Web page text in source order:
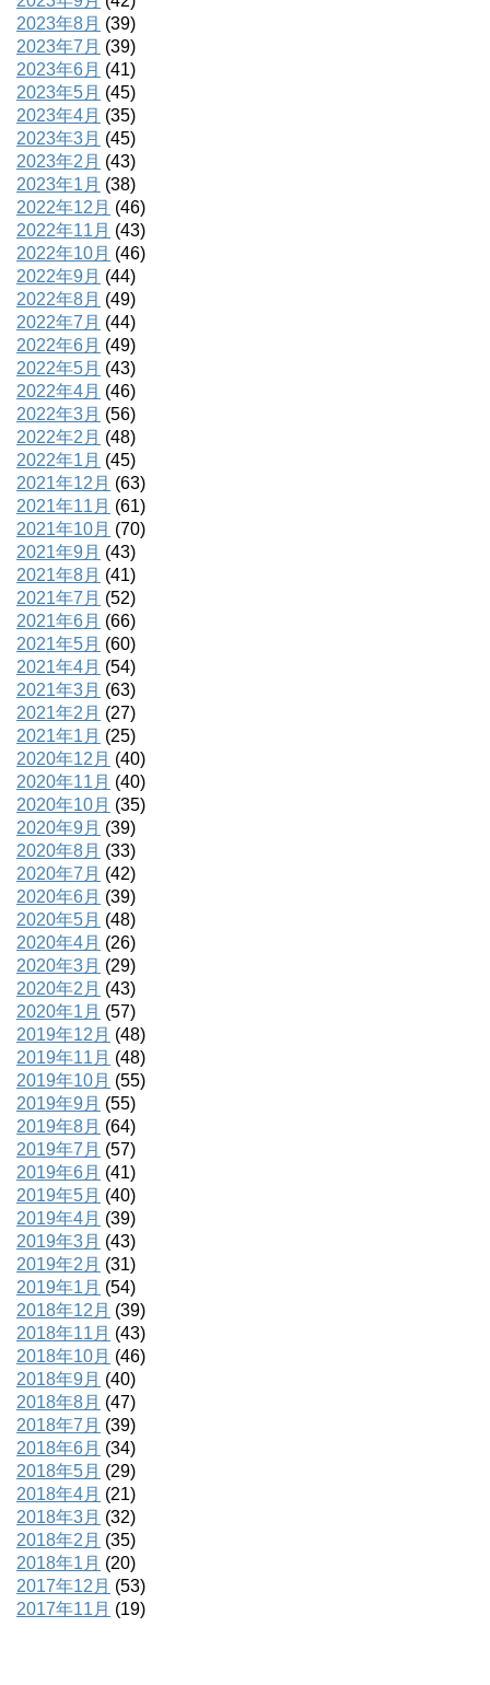
2023年8月 (39)
2023年7月 (39)
2023年6月 (41)
2023年5月 (45)
2023年4月 (35)
2023年3月 (45)
2023年2月 (43)
2023年1月 (38)
2022年12月 (46)
2022年11月 (43)
2022年10月 (46)
2022年9月 (44)
2022年8月 (49)
2022年7月 (44)
2022年6月 (49)
2022年5月 (43)
2022年4月 (46)
2022年3月 (56)
2022年2月 (48)
2022年1月 (45)
2021年12月 (63)
2021年11月 (61)
2021年10月 (70)
2021年9月 (43)
2021年8月 (41)
2021年7月 (52)
2021年6月 (66)
2021年5月 (60)
2021年4月 (54)
2021年3月 (63)
2021年2月 (27)
2021年1月 (25)
2020年12月 (40)
2020年11月 (40)
2020年10月 (35)
2020年9月 (39)
2020年8月 (33)
2020年7月 (42)
2020年6月 (39)
2020年5月 (48)
2020年4月 (26)
2020年3月 (29)
2020年2月 (43)
2020年1月 (57)
2019年12月 (48)
2019年11月 (48)
2019年10月 (55)
2019年9月 (55)
2019年8月 (64)
2019年7月 (57)
2019年6月 (41)
2019年5月 (40)
2019年4月 (39)
2019年3月 (43)
2019年2月 (31)
2019年1月 (54)
2018年12月 (39)
2018年11月 (43)
2018年10月 (46)
2018年9月 (40)
2018年8月 (47)
2018年7月 (39)
2018年6月 (34)
2018年5月 (29)
2018年4月 (21)
2018年3月 (32)
2018年2月 (35)
2018年1月 (20)
2017年12月 (53)
2017年11月 (19)